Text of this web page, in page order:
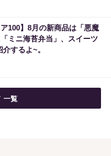
じ当選者は〇〇です」占い師
ルファーム ）
“たまたま”じゃない?!
当たる側に回るか、このま
ア100】8月の新商品は「悪魔
ミニ海苔弁当」、スイーツ
するよ~。
一覧